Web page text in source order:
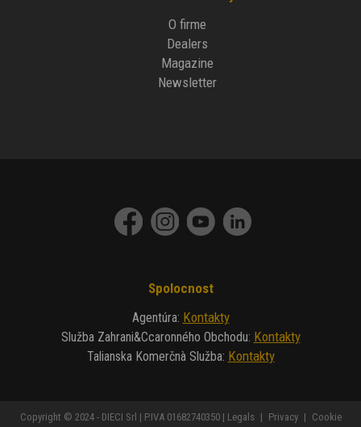
O firme
Dealers
Magazine
Newsletter
Spolocnost
Agentúra: Kontakty
Služba Zahrani&ccaronného Obchodu: Kontakty
Talianska Komerčnà Služba: Kontakty
Copyright © 2024 - DIECI Srl | P.IVA 01682740350 | Legals | Privacy | Cookie